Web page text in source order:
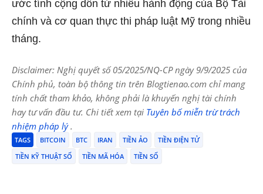
ước tính cộng dồn từ nhiều hành động của Bộ Tài
chính và cơ quan thực thi pháp luật Mỹ trong nhiều
tháng.
Disclaimer: Nghị quyết số 05/2025/NQ-CP ngày 9/9/2025 của
Chính phủ, toàn bộ thông tin trên Blogtienao.com chỉ mang
tính chất tham khảo, không phải là khuyến nghị tài chính
hay tư vấn đầu tư. Chi tiết xem tại Tuyên bố miễn trừ trách
nhiệm pháp lý.
TAGS BITCOIN BTC IRAN TIỀN ẢO
TIỀN ĐIỆN TỬ
TIỀN KỸ THUẬT SỐ
TIỀN MÃ HÓA TIỀN SỐ